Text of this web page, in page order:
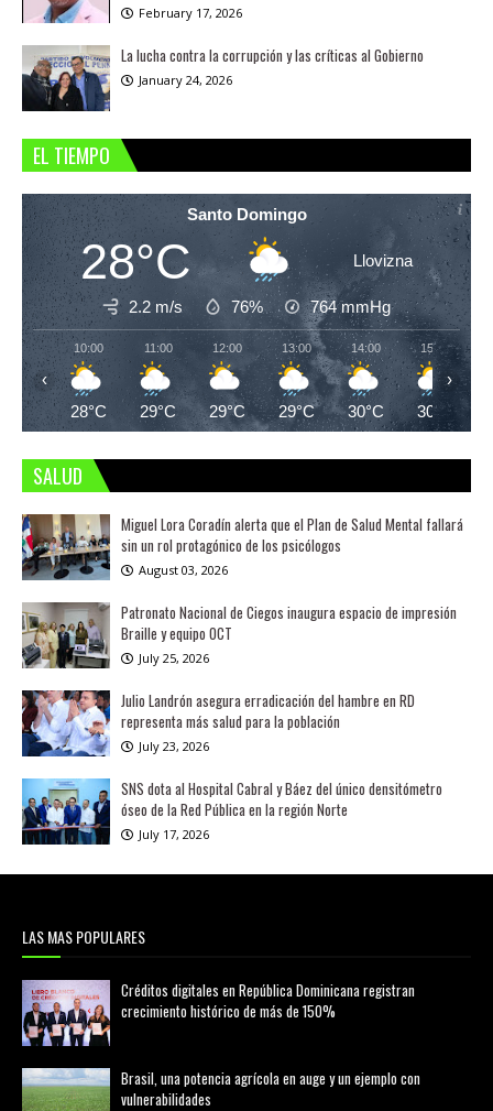
February 17, 2026
La lucha contra la corrupción y las críticas al Gobierno
January 24, 2026
EL TIEMPO
Santo Domingo
28°C Llovizna
2.2 m/s 76% 764mmHg
10:00
28°C
11:00
29°C
12:00
29°C
13:00
29°C
14:00
30°C
15:00
30°C
‹ ›
SALUD
Miguel Lora Coradín alerta que el Plan de Salud Mental fallará
sin un rol protagónico de los psicólogos
August 03, 2026
Patronato Nacional de Ciegos inaugura espacio de impresión
Braille y equipo OCT
July 25, 2026
Julio Landrón asegura erradicación del hambre en RD
representa más salud para la población
July 23, 2026
SNS dota al Hospital Cabral y Báez del único densitómetro
óseo de la Red Pública en la región Norte
July 17, 2026
LAS MAS POPULARES
Créditos digitales en República Dominicana registran
crecimiento histórico de más de 150%
Brasil, una potencia agrícola en auge y un ejemplo con
vulnerabilidades